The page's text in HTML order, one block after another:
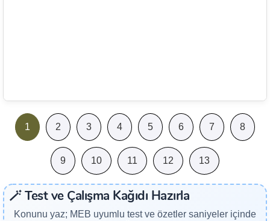
1 2 3 4 5 6 7 8
9 10 11 12 13
🪄 Test ve Çalışma Kağıdı Hazırla
Konunu yaz; MEB uyumlu test ve özetler saniyeler içinde